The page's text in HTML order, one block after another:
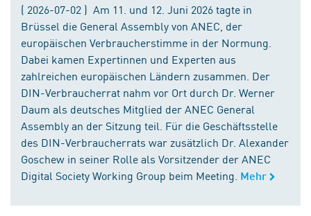
( 2026-07-02 ) Am 11. und 12. Juni 2026 tagte in
Brüssel die General Assembly von ANEC, der
europäischen Verbraucherstimme in der Normung.
Dabei kamen Expertinnen und Experten aus
zahlreichen europäischen Ländern zusammen. Der
DIN-Verbraucherrat nahm vor Ort durch Dr. Werner
Daum als deutsches Mitglied der ANEC General
Assembly an der Sitzung teil. Für die Geschäftsstelle
des DIN-Verbraucherrats war zusätzlich Dr. Alexander
Goschew in seiner Rolle als Vorsitzender der ANEC
Digital Society Working Group beim Meeting. Mehr